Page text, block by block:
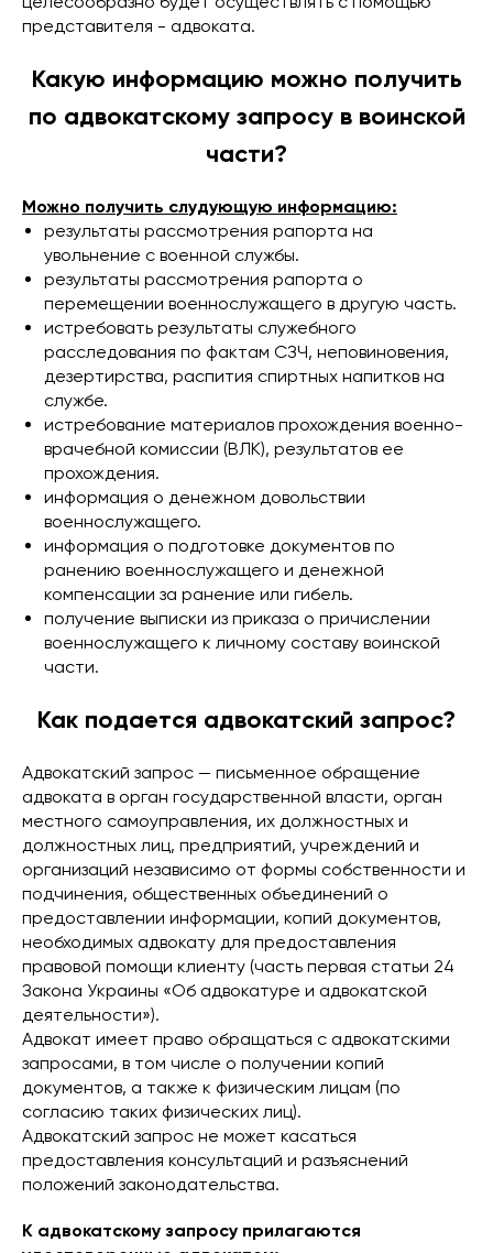
представителя - адвоката.
Какую информацию можно получить
по адвокатскому запросу в воинской
части?
Можно получить слудующую информацию:
результаты рассмотрения рапорта на
увольнение с военной службы.
результаты рассмотрения рапорта о
перемещении военнослужащего в другую часть.
истребовать результаты служебного
расследования по фактам СЗЧ, неповиновения,
дезертирства, распития спиртных напитков на
службе.
истребование материалов прохождения военно-
врачебной комиссии (ВЛК), результатов ее
прохождения.
информация о денежном довольствии
военнослужащего.
информация о подготовке документов по
ранению военнослужащего и денежной
компенсации за ранение или гибель.
получение выписки из приказа о причислении
военнослужащего к личному составу воинской
части.
Как подается адвокатский запрос?
Адвокатский запрос — письменное обращение
адвоката в орган государственной власти, орган
местного самоуправления, их должностных и
должностных лиц, предприятий, учреждений и
организаций независимо от формы собственности и
подчинения, общественных объединений о
предоставлении информации, копий документов,
необходимых адвокату для предоставления
правовой помощи клиенту (часть первая статьи 24
Закона Украины «Об адвокатуре и адвокатской
деятельности»).
Адвокат имеет право обращаться с адвокатскими
запросами, в том числе о получении копий
документов, а также к физическим лицам (по
согласию таких физических лиц).
Адвокатский запрос не может касаться
предоставления консультаций и разъяснений
положений законодательства.
К адвокатскому запросу прилагаются